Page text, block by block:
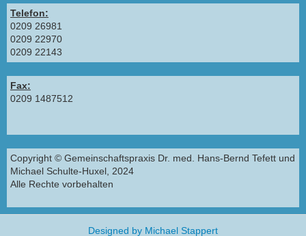
Telefon:
0209 26981
0209 22970
0209 22143
Fax:
0209 1487512
Copyright © Gemeinschaftspraxis Dr. med. Hans-Bernd Tefett und
Michael Schulte-Huxel, 2024
Alle Rechte vorbehalten
Designed by Michael Stappert